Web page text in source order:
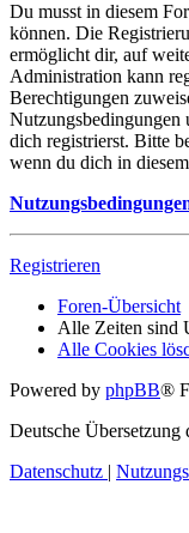
Du musst in diesem
können. Die
ermöglicht dir, auf
Administration kann
Berechtigungen
Nutzungsbedingungen
dich registrierst. Bitte
wenn du dich in
Registrieren
Foren-Übersicht
Alle Zeiten sind
Alle Cookies
Powered by phpBB®
Deutsche Übersetzung
Datenschutz |